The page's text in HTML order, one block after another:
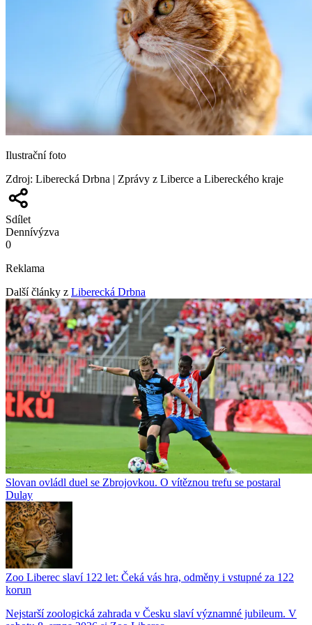
Ilustrační foto
Zdroj: Liberecká Drbna | Zprávy z Liberce a Libereckého kraje
Sdílet
Dennívýzva
0
Reklama
Další články z Liberecká Drbna
Slovan ovládl duel se Zbrojovkou. O vítěznou trefu se postaral
Dulay
Zoo Liberec slaví 122 let: Čeká vás hra, odměny i vstupné za 122
korun
Nejstarší zoologická zahrada v Česku slaví významné jubileum. V